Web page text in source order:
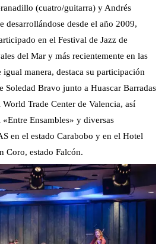
(cuatro/guitarra) y Andrés
desarrollándose desde el año 2009,
en el Festival de Jazz de
del Mar y más recientemente en las
igual manera, destaca su participación
Soledad Bravo junto a Huascar Barradas
Trade Center de Valencia, así
Ensambles» y diversas
en el estado Carabobo y en el Hotel
Coro, estado Falcón.